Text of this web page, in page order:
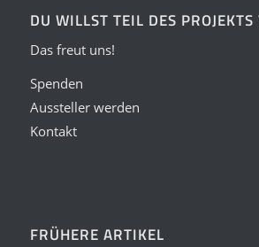
DU WILLST TEIL DES PROJEKTS
Das freut uns!
Spenden
Aussteller werden
Kontakt
FRÜHERE ARTIKEL